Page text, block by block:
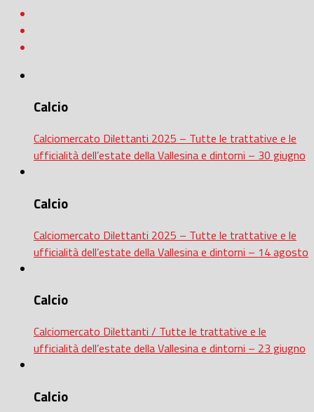
Calcio
Calciomercato Dilettanti 2025 – Tutte le trattative e le
ufficialità dell’estate della Vallesina e dintorni – 30 giugno
Calcio
Calciomercato Dilettanti 2025 – Tutte le trattative e le
ufficialità dell’estate della Vallesina e dintorni – 14 agosto
Calcio
Calciomercato Dilettanti / Tutte le trattative e le
ufficialità dell’estate della Vallesina e dintorni – 23 giugno
Calcio